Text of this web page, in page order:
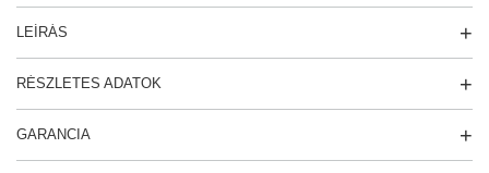
LEÍRÁS
RÉSZLETES ADATOK
GARANCIA